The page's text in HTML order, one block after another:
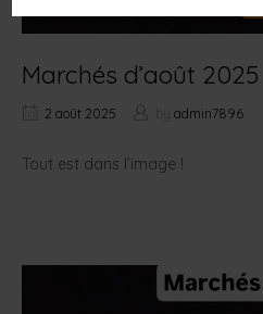
Marchés d’août 2025
2 août 2025 admin7896
Tout est dans l’image !